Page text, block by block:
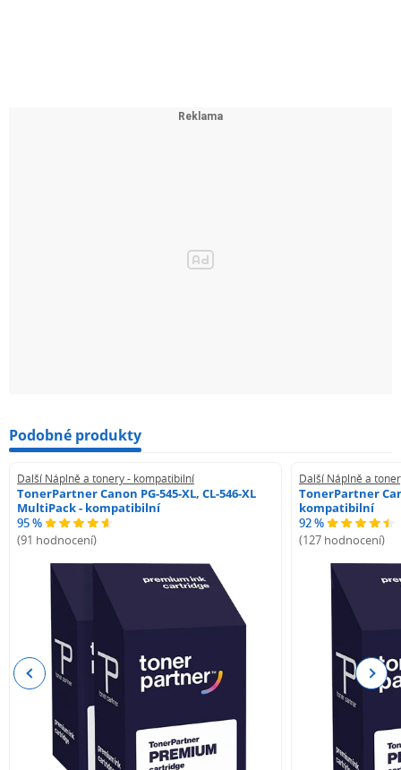
Podobné produkty
Další Náplně a tonery - kompatibilní
TonerPartner Canon PG-545-XL, CL-546-XL
MultiPack - kompatibilní
95 %
(91 hodnocení)
Další Náplně a
TonerPartner
kompatibilní
92 %
(127 hodnocení)
Previous Next